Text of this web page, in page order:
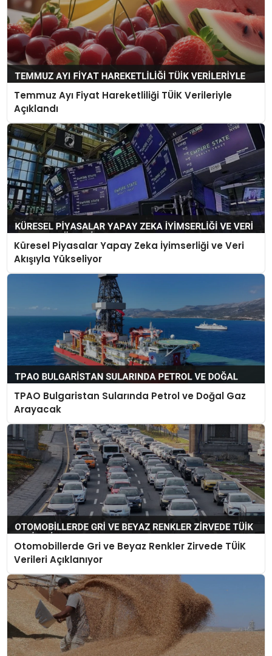
Temmuz Ayı Fiyat Hareketliliği TÜİK Verileriyle
Açıklandı
Küresel Piyasalar Yapay Zeka İyimserliği ve Veri
Akışıyla Yükseliyor
TPAO Bulgaristan Sularında Petrol ve Doğal Gaz
Arayacak
Otomobillerde Gri ve Beyaz Renkler Zirvede TÜİK
Verileri Açıklanıyor